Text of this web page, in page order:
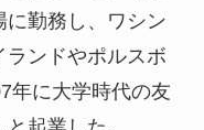
勤務し、ワシン
ランドやポルスボ
年に大学時代の友